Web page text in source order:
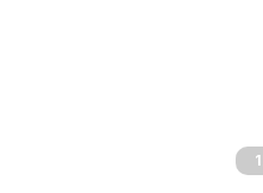
1